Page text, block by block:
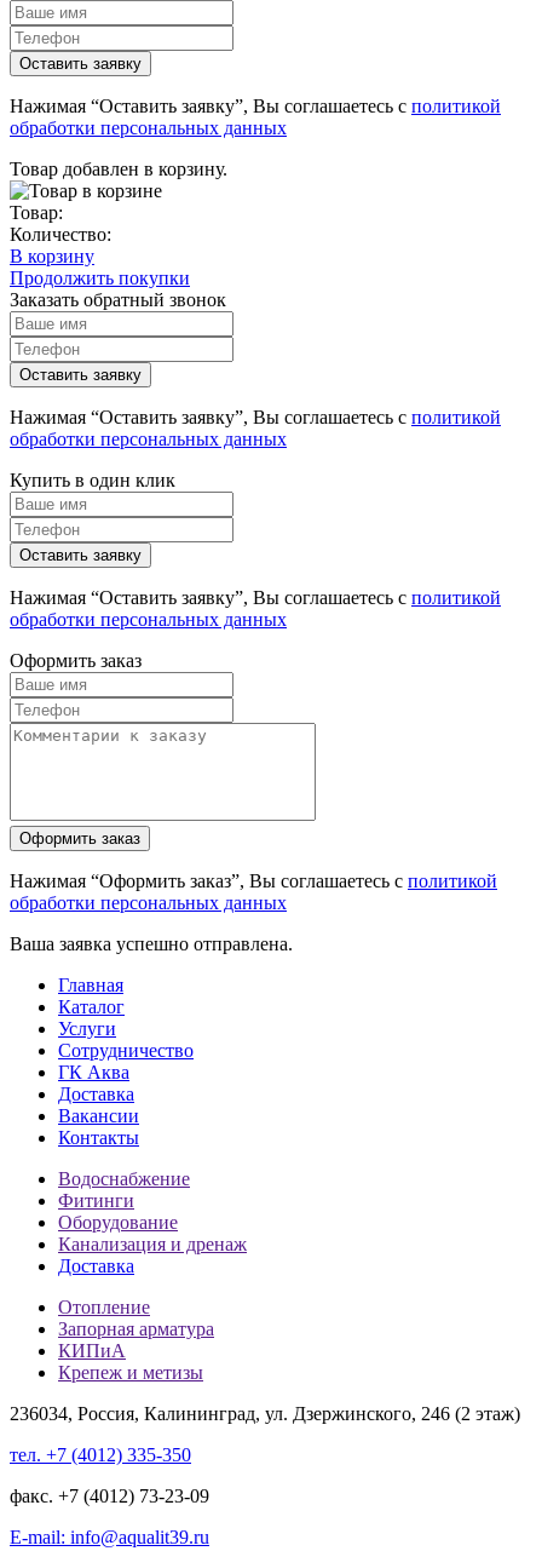
Нажимая “Оставить заявку”, Вы соглашаетесь с политикой
обработки персональных данных
Товар добавлен в корзину.
Товар:
Количество:
В корзину
Продолжить покупки
Заказать обратный звонок
Нажимая “Оставить заявку”, Вы соглашаетесь с политикой
обработки персональных данных
Купить в один клик
Нажимая “Оставить заявку”, Вы соглашаетесь с политикой
обработки персональных данных
Оформить заказ
Нажимая “Оформить заказ”, Вы соглашаетесь с политикой
обработки персональных данных
Ваша заявка успешно отправлена.
Главная
Каталог
Услуги
Сотрудничество
ГК Аква
Доставка
Вакансии
Контакты
Водоснабжение
Фитинги
Оборудование
Канализация и дренаж
Доставка
Отопление
Запорная арматура
КИПиА
Крепеж и метизы
236034, Россия, Калининград, ул. Дзержинского, 246 (2 этаж)
тел. +7 (4012) 335-350
факс. +7 (4012) 73-23-09
E-mail: info@aqualit39.ru